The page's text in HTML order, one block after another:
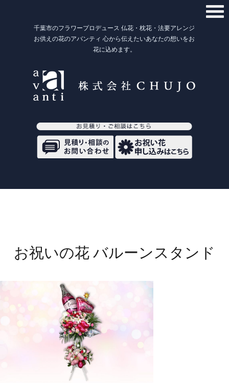
千葉市のフラワープロデュース 仏花・枕花・法要アレンジ
お供えの花のアバンティ 心から伝えたいあなたの想いをお
花に込めます。
お祝いの花 バルーンスタンド